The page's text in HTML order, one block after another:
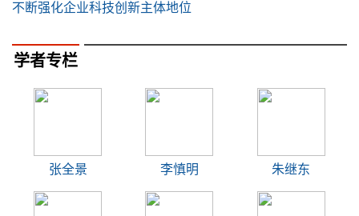
不断强化企业科技创新主体地位
学者专栏
张全景 李慎明 朱继东